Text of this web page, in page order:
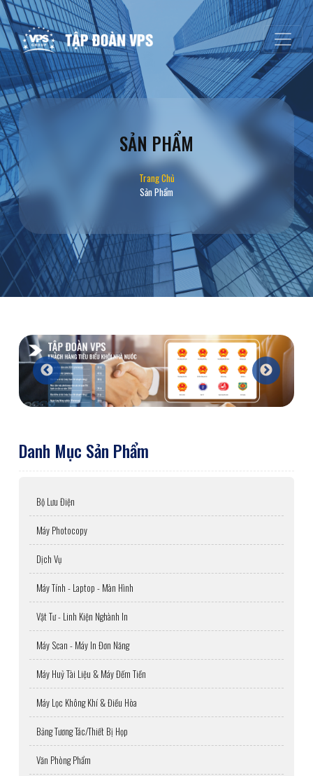
SẢN PHẨM
Trang Chủ
Sản Phẩm
Danh Mục Sản Phẩm
Bộ Lưu Điện
Máy Photocopy
Dịch Vụ
Máy Tính - Laptop - Màn Hình
Vật Tư - Linh Kiện Nghành In
Máy Scan - Máy In Đơn Năng
Máy Huỷ Tài Liệu & Máy Đếm Tiền
Máy Lọc Không Khí & Điều Hòa
Bảng Tương Tác/Thiết Bị Họp
Văn Phòng Phẩm